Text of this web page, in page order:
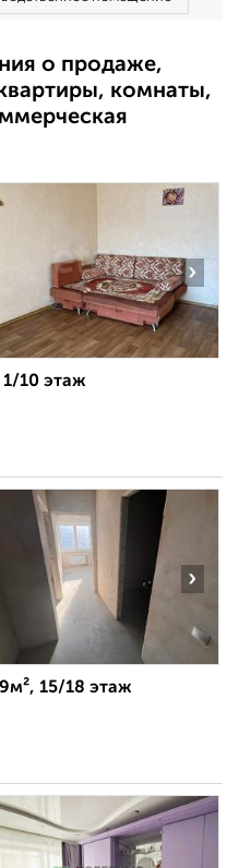
о продаже,
комнаты,
›
1/10 этаж
›
15/18 этаж